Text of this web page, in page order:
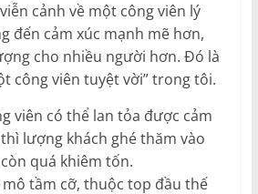
cảnh về một công viên lý
đến cảm xúc mạnh mẽ hơn,
cho nhiều người hơn. Đó là
công viên tuyệt vời” trong tôi.
viên có thể lan tỏa được cảm
lượng khách ghé thăm vào
quá khiêm tốn.
mô tầm cỡ, thuộc top đầu thế